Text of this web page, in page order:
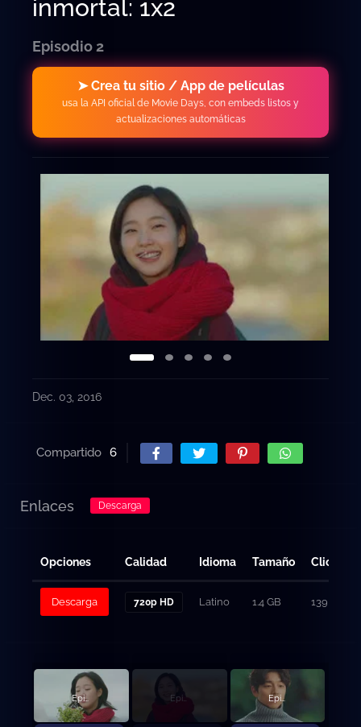
inmortal: 1x2
Episodio 2
➤ Crea tu sitio / App de películas
usa la API oficial de Movie Days, con embeds listos y
actualizaciones automáticas
Dec. 03, 2016
Compartido 6
Enlaces Descarga
Opciones Calidad Idioma Tamaño Clicks
Descarga 720p HD Latino 1.4 GB 139
Episodio 1 Episodio 2 Episodio 3